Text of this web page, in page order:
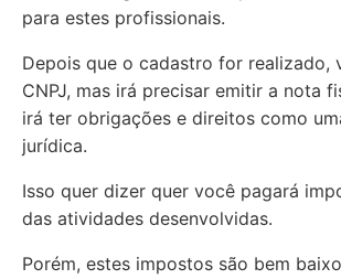
para estes profissionais.
Depois que o cadastro for realizado,
CNPJ, mas irá precisar emitir a nota
irá ter obrigações e direitos como
jurídica.
Isso quer dizer quer você pagará
das atividades desenvolvidas.
Porém, estes impostos são bem